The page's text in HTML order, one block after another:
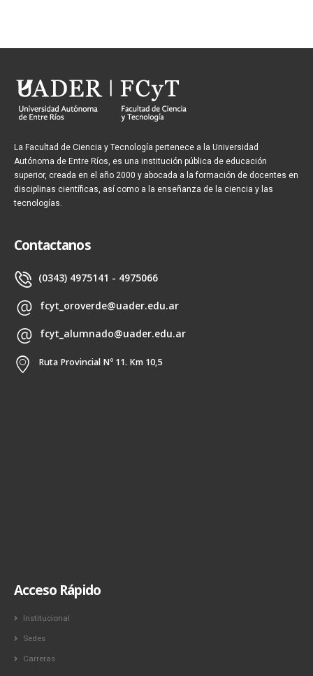
La Facultad de Ciencia y Tecnología pertenece a la Universidad
Autónoma de Entre Ríos, es una institución pública de educación
superior, creada en el año 2000 y abocada a la formación de docentes en
disciplinas científicas, así como a la enseñanza de la ciencia y las
tecnologías.
Contactanos
(0343) 4975141 - 4975066
fcyt_oroverde@uader.edu.ar
fcyt_alumnado@uader.edu.ar
Ruta Provincial Nº 11. Km 10,5
Acceso Rápido
Institucional
Sedes
Carreras